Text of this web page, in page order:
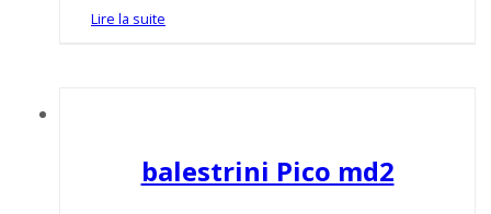
Lire la suite
balestrini Pico md2